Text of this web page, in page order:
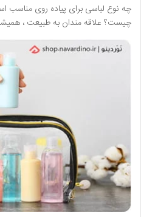
چه نوع لباسی برای پیاده روی مناسب
چیست؟ علاقه مندان به طبیعت ،